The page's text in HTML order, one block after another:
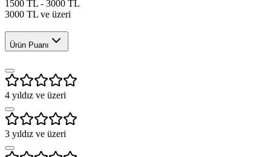
1500 TL - 3000 TL
3000 TL ve üzeri
Ürün Puanı
4 yıldız ve üzeri
3 yıldız ve üzeri